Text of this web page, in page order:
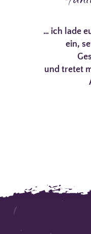
… ich lade
ein,
und tretet